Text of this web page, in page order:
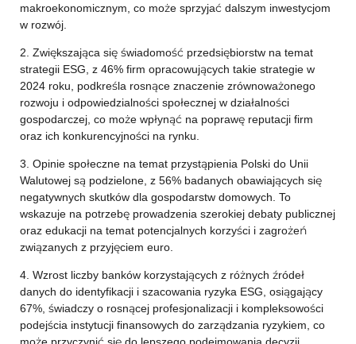
makroekonomicznym, co może sprzyjać dalszym inwestycjom
w rozwój.
2. Zwiększająca się świadomość przedsiębiorstw na temat
strategii ESG, z 46% firm opracowujących takie strategie w
2024 roku, podkreśla rosnące znaczenie zrównoważonego
rozwoju i odpowiedzialności społecznej w działalności
gospodarczej, co może wpłynąć na poprawę reputacji firm
oraz ich konkurencyjności na rynku.
3. Opinie społeczne na temat przystąpienia Polski do Unii
Walutowej są podzielone, z 56% badanych obawiających się
negatywnych skutków dla gospodarstw domowych. To
wskazuje na potrzebę prowadzenia szerokiej debaty publicznej
oraz edukacji na temat potencjalnych korzyści i zagrożeń
związanych z przyjęciem euro.
4. Wzrost liczby banków korzystających z różnych źródeł
danych do identyfikacji i szacowania ryzyka ESG, osiągający
67%, świadczy o rosnącej profesjonalizacji i kompleksowości
podejścia instytucji finansowych do zarządzania ryzykiem, co